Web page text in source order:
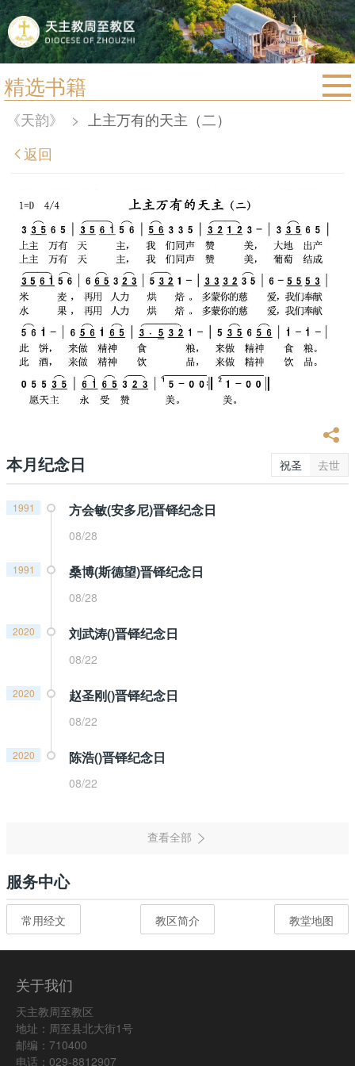
精选书籍
首页
宗教法规
教区简介
信仰文萃
教会圣月
《天韵》 >
上主万有的天主（二）
返回
本月纪念日 祝圣 去世
1991 方会敏(安多尼)晋铎纪念日
08/28
1991 桑博(斯德望)晋铎纪念日
08/28
2020 刘武涛()晋铎纪念日
08/22
2020 赵圣刚()晋铎纪念日
08/22
2020 陈浩()晋铎纪念日
08/22
服务中心
常用经文 教区简介 教堂地图
关于我们
天主教周至教区
地址：周至县北大街1号
邮编：710400
电话：029-8812907